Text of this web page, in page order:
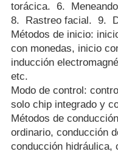
torácica. 6.
8. Rastreo facial. 9.
Métodos de inicio:
con monedas, inicio
inducción
etc.
Modo de control:
solo chip integrado y
Métodos de
ordinario, conducción
conducción hidráulica,